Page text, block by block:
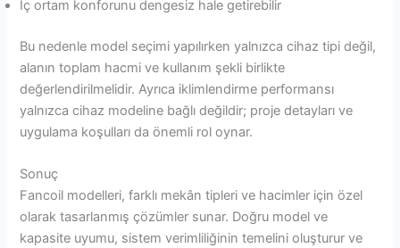
İç ortam konforunu dengesiz hale getirebilir
Bu nedenle model seçimi yapılırken yalnızca cihaz tipi değil,
alanın toplam hacmi ve kullanım şekli birlikte
değerlendirilmelidir. Ayrıca iklimlendirme performansı
yalnızca cihaz modeline bağlı değildir; proje detayları ve
uygulama koşulları da önemli rol oynar.
Sonuç
Fancoil modelleri, farklı mekân tipleri ve hacimler için özel
olarak tasarlanmış çözümler sunar. Doğru model ve
kapasite uyumu, sistem verimliliğinin temelini oluşturur ve